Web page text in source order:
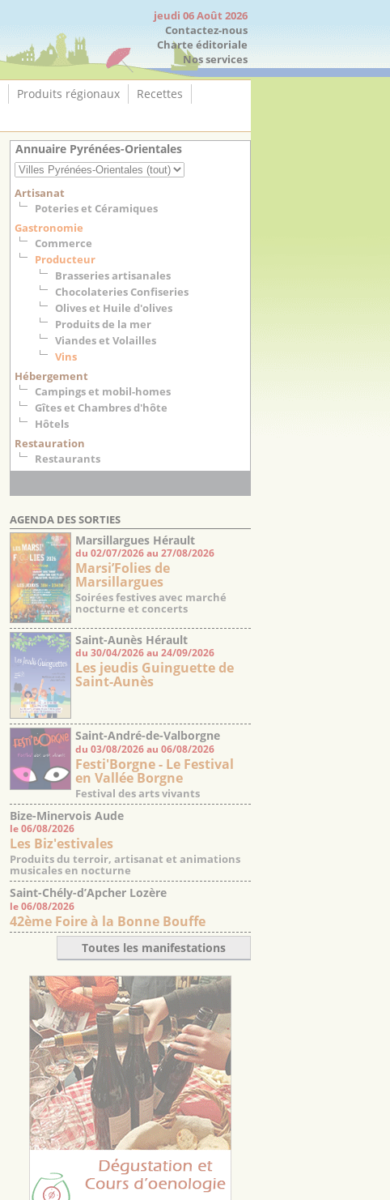
jeudi 06 Août 2026
Contactez-nous
Charte éditoriale
Nos services
Produits régionaux
Recettes
Annuaire Pyrénées-Orientales
Artisanat
Poteries et Céramiques
Gastronomie
Commerce
Producteur
Brasseries artisanales
Chocolateries Confiseries
Olives et Huile d'olives
Produits de la mer
Viandes et Volailles
Vins
Hébergement
Campings et mobil-homes
Gîtes et Chambres d'hôte
Hôtels
Restauration
Restaurants
AGENDA DES SORTIES
Marsillargues Hérault
du 02/07/2026 au 27/08/2026
Marsi’Folies de
Marsillargues
Soirées festives avec marché
nocturne et concerts
Saint-Aunès Hérault
du 30/04/2026 au 24/09/2026
Les jeudis Guinguette de
Saint-Aunès
Saint-André-de-Valborgne
Gard
du 03/08/2026 au 06/08/2026
Festi'Borgne - Le Festival
en Vallée Borgne
Festival des arts vivants
Bize-Minervois Aude
le 06/08/2026
Les Biz'estivales
Produits du terroir, artisanat et animations
musicales en nocturne
Saint-Chély-d’Apcher Lozère
le 06/08/2026
42ème Foire à la Bonne Bouffe
Toutes les manifestations